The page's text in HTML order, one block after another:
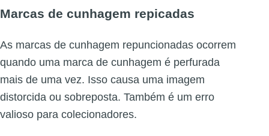
Marcas de cunhagem repicadas
As marcas de cunhagem repuncionadas ocorrem
quando uma marca de cunhagem é perfurada
mais de uma vez. Isso causa uma imagem
distorcida ou sobreposta. Também é um erro
valioso para colecionadores.